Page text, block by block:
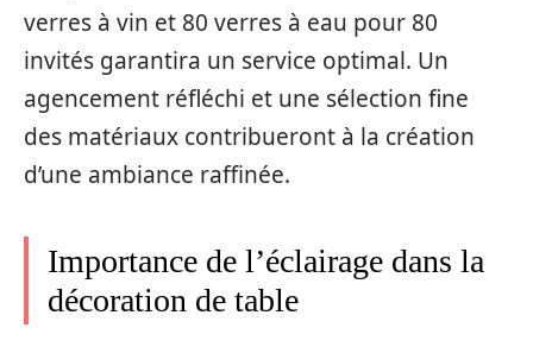
verres à vin et 80 verres à eau pour 80
invités garantira un service optimal. Un
agencement réfléchi et une sélection fine
des matériaux contribueront à la création
d’une ambiance raffinée.
Importance de l’éclairage dans la
décoration de table